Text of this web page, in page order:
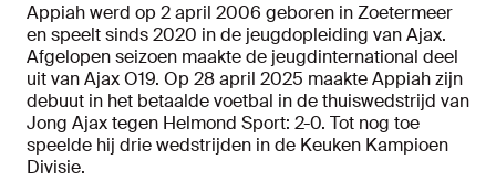
Appiah werd op 2 april 2006 geboren in Zoetermeer
en speelt sinds 2020 in de jeugdopleiding van Ajax.
Afgelopen seizoen maakte de jeugdinternational deel
uit van Ajax O19. Op 28 april 2025 maakte Appiah zijn
debuut in het betaalde voetbal in de thuiswedstrijd van
Jong Ajax tegen Helmond Sport: 2-0. Tot nog toe
speelde hij drie wedstrijden in de Keuken Kampioen
Divisie.